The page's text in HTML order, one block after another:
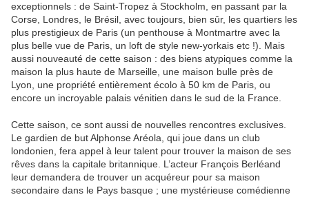
exceptionnels : de Saint-Tropez à Stockholm, en passant par la
Corse, Londres, le Brésil, avec toujours, bien sûr, les quartiers les
plus prestigieux de Paris (un penthouse à Montmartre avec la
plus belle vue de Paris, un loft de style new-yorkais etc !). Mais
aussi nouveauté de cette saison : des biens atypiques comme la
maison la plus haute de Marseille, une maison bulle près de
Lyon, une propriété entièrement écolo à 50 km de Paris, ou
encore un incroyable palais vénitien dans le sud de la France.
Cette saison, ce sont aussi de nouvelles rencontres exclusives.
Le gardien de but Alphonse Aréola, qui joue dans un club
londonien, fera appel à leur talent pour trouver la maison de ses
rêves dans la capitale britannique. L’acteur François Berléand
leur demandera de trouver un acquéreur pour sa maison
secondaire dans le Pays basque ; une mystérieuse comédienne